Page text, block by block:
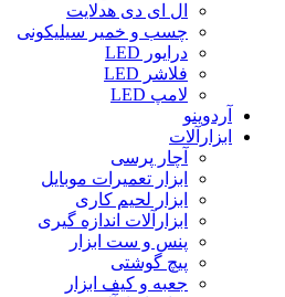
ال ای دی هدلایت
چسب و خمیر سیلیکونی
درایور LED
فلاشر LED
لامپ LED
آردوینو
ابزارآلات
آچار پرسی
ابزار تعمیرات موبایل
ابزار لحیم کاری
ابزارآلات اندازه گیری
پنس و ست ابزار
پیچ گوشتی
جعبه و کیف ابزار